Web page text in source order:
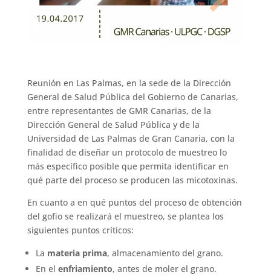
Reunión en Las Palmas, en la sede de la Dirección
General de Salud Pública del Gobierno de Canarias,
entre representantes de GMR Canarias, de la
Dirección General de Salud Pública y de la
Universidad de Las Palmas de Gran Canaria, con la
finalidad de diseñar un protocolo de muestreo lo
más específico posible que permita identificar en
qué parte del proceso se producen las micotoxinas.
En cuanto a en qué puntos del proceso de obtención
del gofio se realizará el muestreo, se plantea los
siguientes puntos críticos:
La materia prima, almacenamiento del grano.
En el enfriamiento, antes de moler el grano.